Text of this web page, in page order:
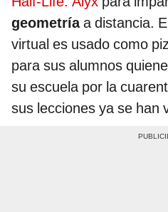
geometríaa distancia.
virtual es usado como
para sus alumnos
su escuela por la
sus lecciones ya se han